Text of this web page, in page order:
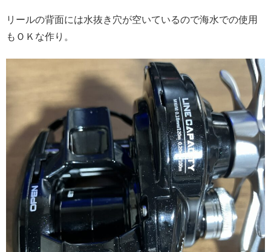
リールの背面には水抜き穴が空いているので海水での使用
もＯＫな作り。